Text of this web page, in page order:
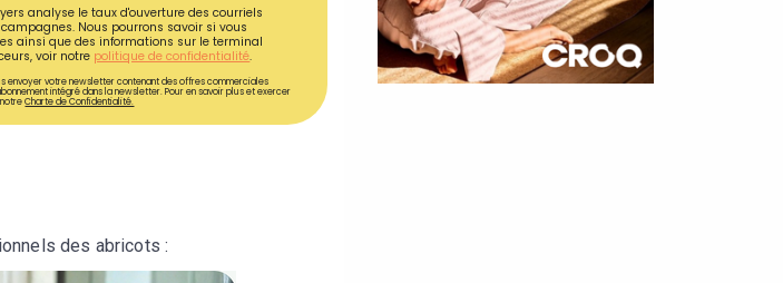
analyse le taux d'ouverture des courriels
Nous pourrons savoir si vous
ainsi que des informations sur le terminal
voir notre politique de confidentialité.
envoyer votre newsletter contenant des offres commerciales
intégré dans la newsletter. Pour en savoir plus et exercer
notreCharte de Confidentialité.
des abricots :
que la newsletter promotionnelle de